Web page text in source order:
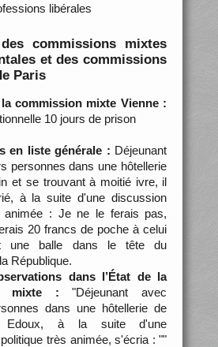
libérales
commissions mixtes
et des commissions
Paris
commission mixte Vienne :
10 jours de prison
en liste générale : Déjeunant
personnes dans une hôtellerie
et se trouvant à moitié ivre, il
à la suite d'une discussion
animée : Je ne le ferais pas,
20 francs de poche à celui
une balle dans le tête du
République.
dans l’État de la
mixte : "Déjeunant avec
dans une hôtellerie de
Edoux, à la suite d'une
très animée, s'écria : ""